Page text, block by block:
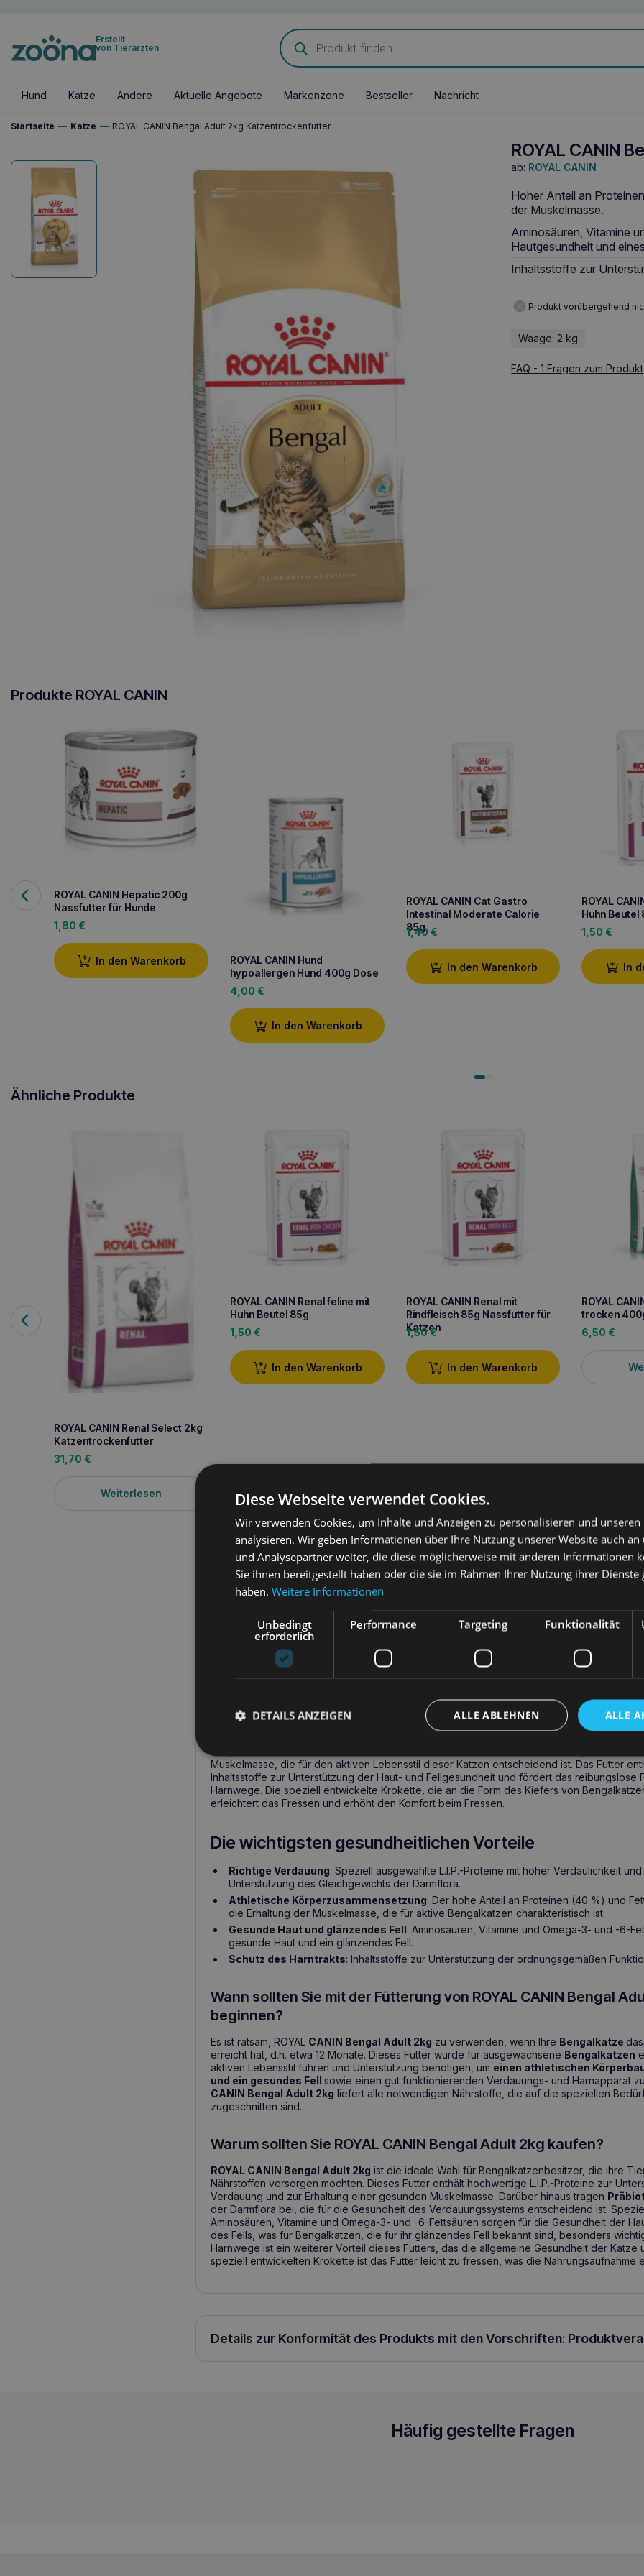
Erstellt
von Tierärzten
Products
search
Hund Katze Andere Aktuelle Angebote Markenzone Bestseller Nachricht
Startseite — Katze — ROYAL CANIN Bengal Adult 2kg Katzentrockenfutter
ROYAL CANIN
ab: ROYAL CANIN
Hoher Anteil an
der Muskelmasse.
Aminosäuren, Vitamine
Hautgesundheit und
Inhaltsstoffe zur
Produkt vorübergehend
Waage: 2 kg
FAQ - 1 Fragen zum Produkt
Produkte ROYAL CANIN
ROYAL CANIN Hepatic 200g
Nassfutter für Hunde
1,80 €
In den Warenkorb
ROYAL CANIN Hund
hypoallergen Hund 400g Dose
4,00 €
In den Warenkorb
ROYAL CANIN Cat Gastro
Intestinal Moderate Calorie
85g
1,40 €
In den Warenkorb
ROYAL
Huhn Beutel
1,50 €
In
Ähnliche Produkte
ROYAL CANIN Renal Select 2kg
Katzentrockenfutter
31,70 €
Weiterlesen
ROYAL CANIN Renal feline mit
Huhn Beutel 85g
1,50 €
In den Warenkorb
ROYAL CANIN Renal mit
Rindfleisch 85g Nassfutter für
Katzen
1,50€
In den Warenkorb
ROYAL
trocken
6,50 €
Produktbeschreibung
ROYAL CANIN Bengal Adult 2kgist ein Spezialfutter für ausgewachseneBengalkatzen,
Ernährungsbedürfnisse angemessen unterstützt werden müssen. Dieses Futter wurde
Verdauung, die Gesundheit von Haut und Fell sowie
einen athletischen Körperbau zu
Harnwege zu schützen
ROYAL CANIN Bengal Adult 2kg
enthält speziell ausgewählte
Verdaulichkeit (L.I.P.),
zur Unterstützung des Gleichgewichts der Darmflora
ROYAL CANIN Bengal Adult 2kg – Das ideale Futter für
Muskelmasse, die für den aktiven Lebensstil dieser Katzen entscheidend ist. Das Futter
Inhaltsstoffe zur Unterstützung der Haut- und Fellgesundheit und fördert das reibungslose
Harnwege. Die speziell entwickelte Krokette, die an die Form des Kiefers von
erleichtert das Fressen und erhöht den Komfort beim Fressen.
Die wichtigsten gesundheitlichen Vorteile
Richtige Verdauung: Speziell ausgewählte L.I.P.-Proteine mit hoher Verdaulichkeit
Unterstützung des Gleichgewichts der Darmflora.
Athletische Körperzusammensetzung: Der hohe Anteil an Proteinen (40 %) und
die Erhaltung der Muskelmasse, die für aktive Bengalkatzen charakteristisch ist.
Gesunde Haut und glänzendes Fell: Aminosäuren, Vitamine und Omega-3- und -6-
gesunde Haut und ein glänzendes Fell.
Schutz des Harntrakts: Inhaltsstoffe zur Unterstützung der ordnungsgemäßen
Wann sollten Sie mit der Fütterung von ROYAL CANIN Bengal
beginnen?
Es ist ratsam, ROYAL CANIN Bengal Adult 2kg zu verwenden, wenn Ihre Bengalkatze
erreicht hat, d.h. etwa 12 Monate. Dieses Futter wurde für ausgewachsene Bengalkatzen
aktiven Lebensstil führen und Unterstützung benötigen, um einen athletischen
und ein gesundes Fell sowie einen gut funktionierenden Verdauungs- und Harnapparat
CANIN Bengal Adult 2kg liefert alle notwendigen Nährstoffe, die auf die speziellen
zugeschnitten sind.
Warum sollten Sie ROYAL CANIN Bengal Adult 2kg kaufen?
ROYAL CANIN Bengal Adult 2kg ist die ideale Wahl für Bengalkatzenbesitzer, die ihre
Nährstoffen versorgen möchten. Dieses Futter enthält hochwertige L.I.P.-Proteine zur
Verdauung und zur Erhaltung einer gesunden Muskelmasse. Darüber hinaus tragen
der Darmflora bei, die für die Gesundheit des Verdauungssystems entscheidend ist.
Aminosäuren, Vitamine und Omega-3- und -6-Fettsäuren sorgen für die Gesundheit der
des Fells, was für Bengalkatzen, die für ihr glänzendes Fell bekannt sind, besonders
Harnwege ist ein weiterer Vorteil dieses Futters, das die allgemeine Gesundheit der Katze
speziell entwickelten Krokette ist das Futter leicht zu fressen, was die Nahrungsaufnahme
Details zur Konformität des Produkts mit den Vorschriften:
ROYAL CANIN Bengal Adult 2kg KatzentrockenfutterHäufig gestellte Fragen
Diese Webseite verwendet Cookies.
Wir verwenden Cookies, um Inhalte und Anzeigen zu personalisieren und
analysieren. Wir geben Informationen über Ihre Nutzung unserer Website auch an
und Analysepartner weiter, die diese möglicherweise mit anderen Informationen
Sie ihnen bereitgestellt haben oder die sie im Rahmen Ihrer Nutzung ihrer Dienste
haben. Weitere Informationen
Unbedingt
erforderlich
Performance Targeting Funktionalität
ALLE
ALLE ABLEHNEN
DETAILS ANZEIGEN